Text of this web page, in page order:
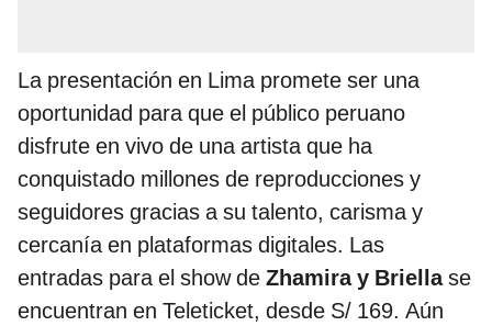
La presentación en Lima promete ser una
oportunidad para que el público peruano
disfrute en vivo de una artista que ha
conquistado millones de reproducciones y
seguidores gracias a su talento, carisma y
cercanía en plataformas digitales. Las
entradas para el show de Zhamira y Briellase
encuentran en Teleticket, desde S/ 169. Aún